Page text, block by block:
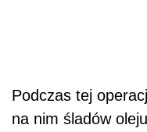
Podczas tej
na nim śladów